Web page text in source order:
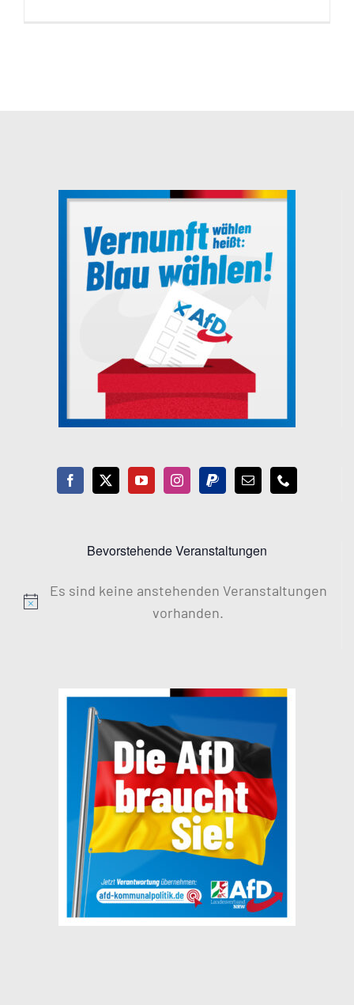
Bevorstehende Veranstaltungen
Hinweis
Es sind keine anstehenden Veranstaltungen
vorhanden.